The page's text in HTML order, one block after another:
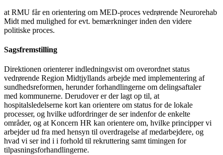
at RMU får en orientering om MED-proces vedrørende Neurorehab
Midt med mulighed for evt. bemærkninger inden den videre
politiske proces.
Sagsfremstilling
Direktionen orienterer indledningsvist om overordnet status
vedrørende Region Midtjyllands arbejde med implementering af
sundhedsreformen, herunder forhandlingerne om delingsaftaler
med kommunerne. Derudover er der lagt op til, at
hospitalsledelserne kort kan orientere om status for de lokale
processer, og hvilke udfordringer de ser indenfor de enkelte
områder, og at Koncern HR kan orientere om, hvilke principper vi
arbejder ud fra med hensyn til overdragelse af medarbejdere, og
hvad vi ser ind i i forhold til rekruttering samt timingen for
tilpasningsforhandlingerne.